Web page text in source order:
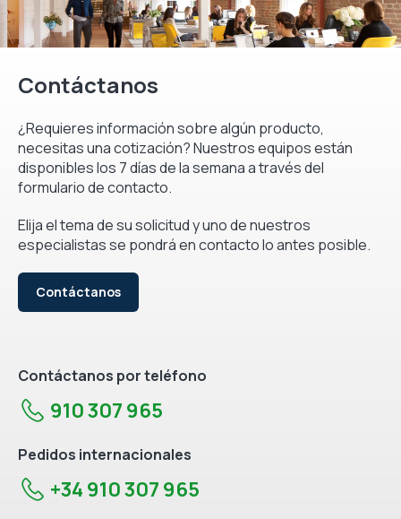
Contáctanos
¿Requieres información sobre algún producto,
necesitas una cotización? Nuestros equipos están
disponibles los 7 días de la semana a través del
formulario de contacto.
Elija el tema de su solicitud y uno de nuestros
especialistas se pondrá en contacto lo antes posible.
Contáctanos
Contáctanos por teléfono
910 307 965
Pedidos internacionales
+34 910 307 965